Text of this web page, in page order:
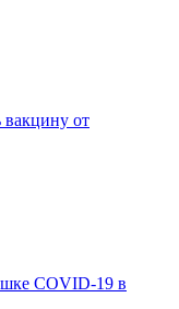
вакцину от
COVID-19 в